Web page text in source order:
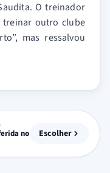
O treinador
treinar outro clube
mas ressalvou
no
Escolher